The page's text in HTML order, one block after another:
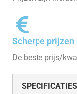
Scherpe prijzen
De beste prijs/
SPECIFICATIES